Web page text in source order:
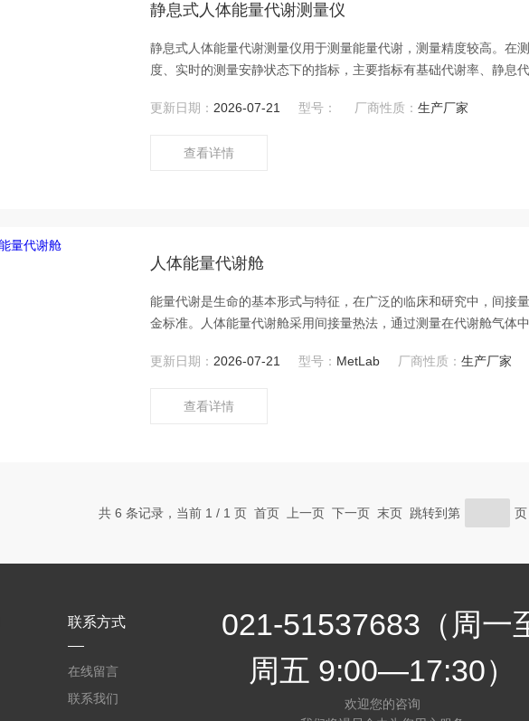
静息式人体能量代谢测量仪
静息式人体能量代谢测量仪用于测量能量代谢，测量精度较高。在
度、实时的测量安静状态下的指标，主要指标有基础代谢率、静息
更新日期： 2026-07-21 型号： 厂商性质：生产厂家
查看详情
人体能量代谢舱
能量代谢是生命的基本形式与特征，在广泛的临床和研究中，间接
金标准。人体能量代谢舱采用间接量热法，通过测量在代谢舱气体
能营养物质(糖、脂肪、蛋白质)消耗速率。
更新日期： 2026-07-21 型号： MetLab 厂商性质：生产厂家
查看详情
共 6 条记录，当前 1 / 1 页 首页 上一页 下一页 末页 跳转到第 页
联系方式
在线留言
联系我们
021-51537683（周一
周五 9:00—17:30）
欢迎您的咨询